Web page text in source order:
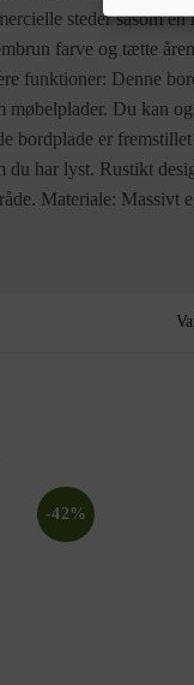
steder såsom
farve og tætte
funktioner: Denne
møbelplader. Du kan
bordplade er
du har lyst. Rustikt
Materiale:
-42%